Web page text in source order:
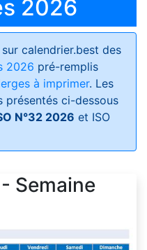
2026
calendrier.best des
2026 pré-remplis
à imprimer. Les
présentés ci-dessous
N°32 2026 et ISO
Semaine